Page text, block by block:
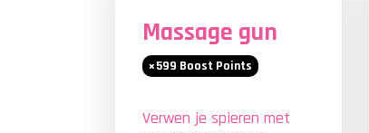
Massage gun
599 Boost Points
Verwen je spieren met